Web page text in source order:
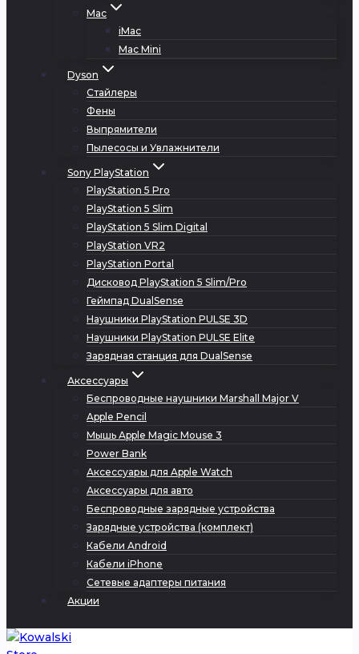
Mac
iMac
Mac Mini
Dyson
Стайлеры
Фены
Выпрямители
Пылесосы и Увлажнители
Sony PlayStation
PlayStation 5 Pro
PlayStation 5 Slim
PlayStation 5 Slim Digital
PlayStation VR2
PlayStation Portal
Дисковод PlayStation 5 Slim/Pro
Геймпад DualSense
Наушники PlayStation PULSE 3D
Наушники PlayStation PULSE Elite
Зарядная станция для DualSense
Аксессуары
Беспроводные наушники Marshall Major V
Apple Pencil
Мышь Apple Magic Mouse 3
Power Bank
Аксессуары для Apple Watch
Аксессуары для авто
Беспроводные зарядные устройства
Зарядные устройства (комплект)
Кабели Android
Кабели iPhone
Сетевые адаптеры питания
Акции